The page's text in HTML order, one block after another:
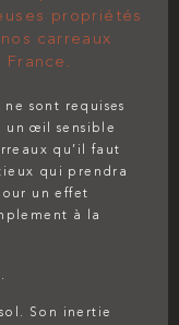
propriétés
carreaux
ne sont requises
un œil sensible
qu’il faut
qui prendra
un effet
à la
Son inertie